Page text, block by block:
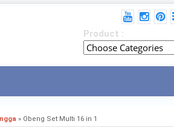
Product :
» Obeng Set Multi 16 in 1